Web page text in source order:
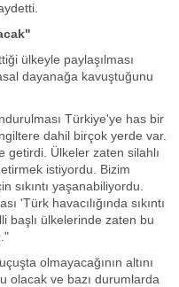
ülkeyle paylaşılması
dayanağa kavuştuğunu
Türkiye'ye has bir
dahil birçok yerde var.
getirdi. Ülkeler zaten silahlı
istiyordu. Bizim
sıkıntı yaşanabiliyordu.
'Türk havacılığında sıkıntı
başlı ülkelerinde zaten bu
olmayacağının altını
olacak ve bazı durumlarda